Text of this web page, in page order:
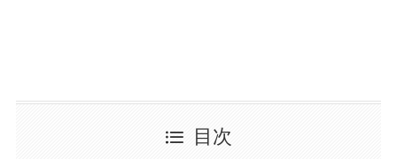
目次